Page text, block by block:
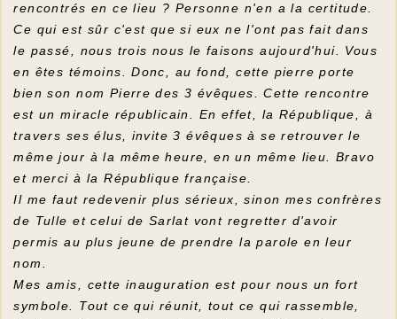
rencontrés en ce lieu ? Personne n'en a la certitude.
Ce qui est sûr c'est que si eux ne l'ont pas fait dans
le passé, nous trois nous le faisons aujourd'hui. Vous
en êtes témoins. Donc, au fond, cette pierre porte
bien son nom Pierre des 3 évêques. Cette rencontre
est un miracle républicain. En effet, la République, à
travers ses élus, invite 3 évêques à se retrouver le
même jour à la même heure, en un même lieu. Bravo
et merci à la République française.
Il me faut redevenir plus sérieux, sinon mes confrères
de Tulle et celui de Sarlat vont regretter d'avoir
permis au plus jeune de prendre la parole en leur
nom.
Mes amis, cette inauguration est pour nous un fort
symbole. Tout ce qui réunit, tout ce qui rassemble,